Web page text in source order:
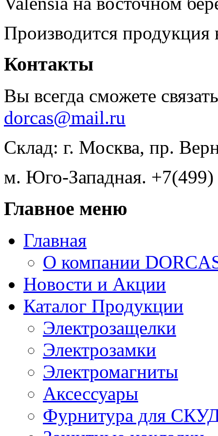
Производится
Контакты
Вы всегда сможете
dorcas@mail.ru
Склад: г. Москва, пр.
м. Юго-Западная.
Главное меню
Главная
О компании
Новости и Акции
Каталог Продукции
Электрозащелки
Электрозамки
Электромагниты
Аксессуары
Фурнитура для